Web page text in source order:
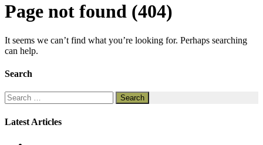
Page not found (404)
It seems we can’t find what you’re looking for. Perhaps searching
can help.
Search
Search
for:
Latest Articles